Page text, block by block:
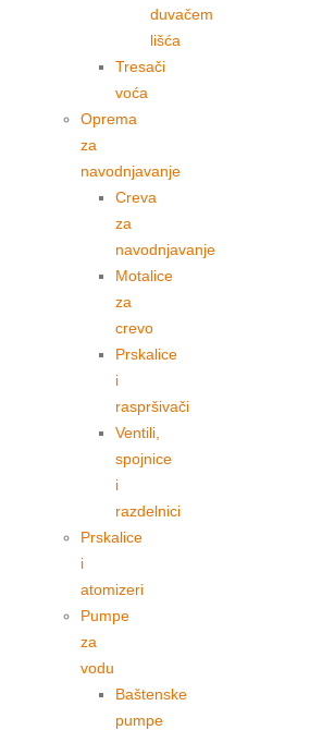
duvačem
lišća
Tresači
voća
Oprema
za
navodnjavanje
Creva
za
navodnjavanje
Motalice
za
crevo
Prskalice
i
raspršivači
Ventili,
spojnice
i
razdelnici
Prskalice
i
atomizeri
Pumpe
za
vodu
Baštenske
pumpe